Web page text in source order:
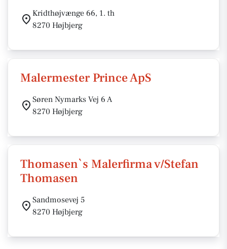
Kridthøjvænge 66, 1. th
8270 Højbjerg
Malermester Prince ApS
Søren Nymarks Vej 6 A
8270 Højbjerg
Thomasen`s Malerfirma v/Stefan
Thomasen
Sandmosevej 5
8270 Højbjerg